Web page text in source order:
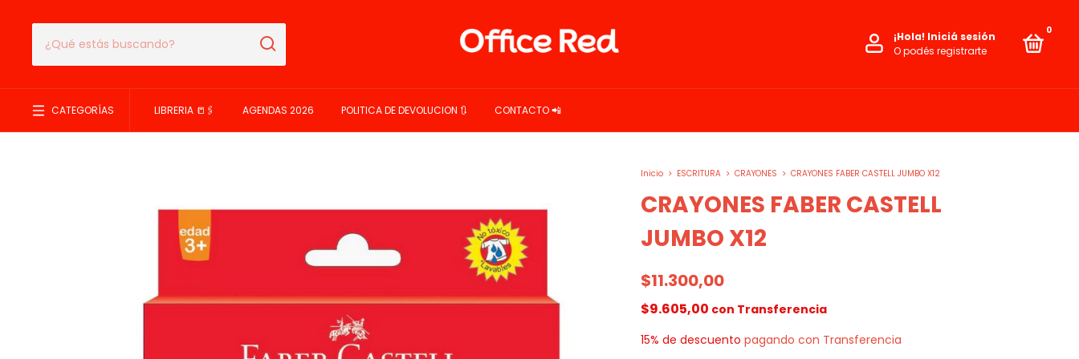
¡Hola! Iniciá sesión
O podés registrarte
0
CATEGORÍAS LIBRERIA 📒🖇️ AGENDAS 2026 POLITICA DE DEVOLUCION 🔃 CONTACTO 📲
Inicio > ESCRITURA > CRAYONES > CRAYONES FABER CASTELL JUMBO X12
CRAYONES FABER CASTELL
JUMBO X12
$11.300,00
$9.605,00 con Transferencia
15% de descuento pagando con Transferencia